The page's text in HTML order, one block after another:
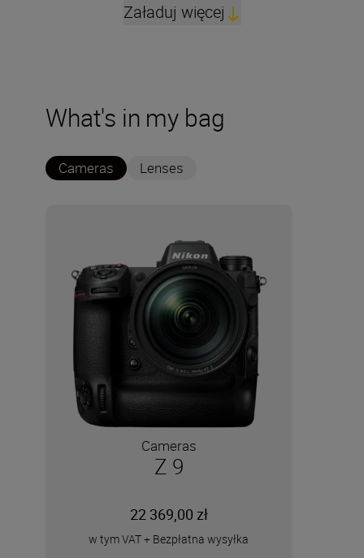
Załaduj więcej
What's in my bag
Cameras Lenses
Cameras
Z 9
22 369,00 zł
w tym VAT+ Bezpłatna wysyłka